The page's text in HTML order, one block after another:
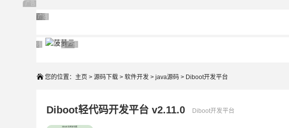
广告 商业广告，理性选择
广告 商业广告，理性选择
广告 商业广告，理性选择
广告 商业广告，理性选择
广告 商业广告，理性选择
广告 商业广告，理性选择
广告 商业广告，理性选择
广告 商业广告，理性选择
广告 商业广告，理性选择广告 商业广告，理性选择
广告 商业广告，理性选择
您的位置： 主页 > 源码下载 > 软件开发 > java源码 > Diboot开发平台
Diboot轻代码开发平台 v2.11.0 Diboot开发平台